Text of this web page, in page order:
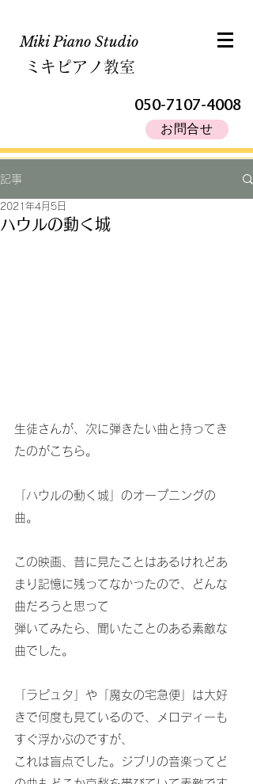
Miki Piano Studio​
ミキピアノ教室
050-7107-4008
お問合せ
記事
ハウルの動く城
2021年4月5日
生徒さんが、次に弾きたい曲と持ってき
たのがこちら。
「ハウルの動く城」のオープニングの
曲。
この映画、昔に見たことはあるけれどあ
まり記憶に残ってなかったので、どんな
曲だろうと思って
弾いてみたら、聞いたことのある素敵な
曲でした。
「ラピュタ」や「魔女の宅急便」は大好
きで何度も見ているので、メロディーも
すぐ浮かぶのですが、
これは盲点でした。ジブリの音楽ってど